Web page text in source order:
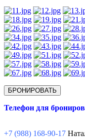
БРОНИРОВАТЬ
Телефон для
+7 (988) 168-90-17